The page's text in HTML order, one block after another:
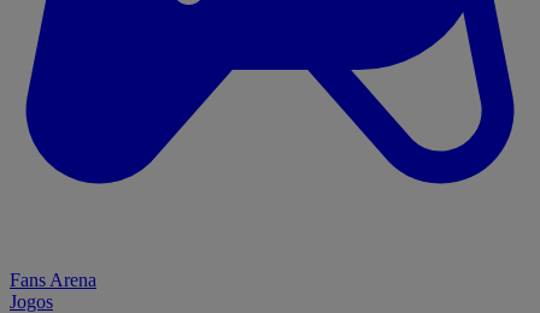
Fans Arena
Jogos